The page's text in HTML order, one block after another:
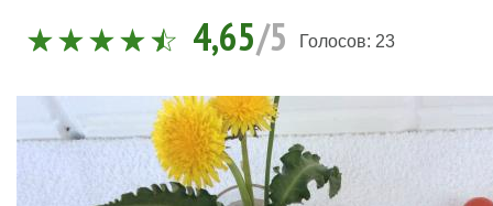
4,65/5 Голосов: 23